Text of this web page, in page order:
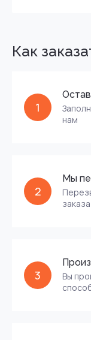
Как
1
нам
2
Мы
заказа
3
Вы